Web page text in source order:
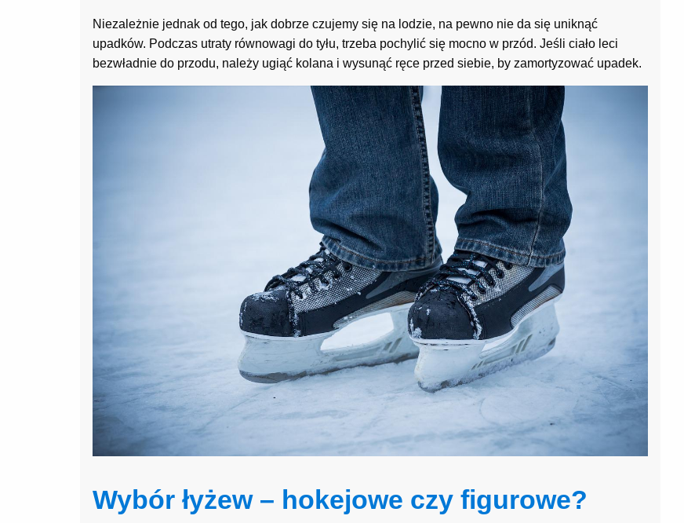
Niezależnie jednak od tego, jak dobrze czujemy się na lodzie, na pewno nie da się uniknąć
upadków. Podczas utraty równowagi do tyłu, trzeba pochylić się mocno w przód. Jeśli ciało leci
bezwładnie do przodu, należy ugiąć kolana i wysunąć ręce przed siebie, by zamortyzować upadek.
Wybór łyżew – hokejowe czy figurowe?